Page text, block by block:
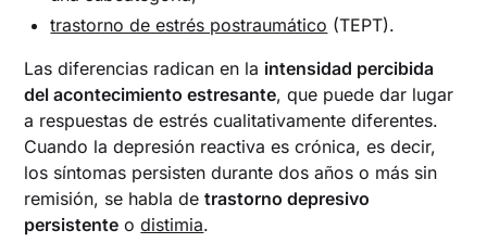
trastorno de estrés postraumático (TEPT).
Las diferencias radican en la intensidad percibida
del acontecimiento estresante, que puede dar lugar
a respuestas de estrés cualitativamente diferentes.
Cuando la depresión reactiva es crónica, es decir,
los síntomas persisten durante dos años o más sin
remisión, se habla detrastorno depresivo
persistente odistimia.